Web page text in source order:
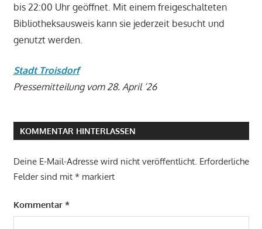
bis 22:00 Uhr geöffnet. Mit einem freigeschalteten
Bibliotheksausweis kann sie jederzeit besucht und
genutzt werden.
Stadt Troisdorf
Pressemitteilung vom 28. April ’26
KOMMENTAR HINTERLASSEN
Deine E-Mail-Adresse wird nicht veröffentlicht. Erforderliche
Felder sind mit *markiert
Kommentar *